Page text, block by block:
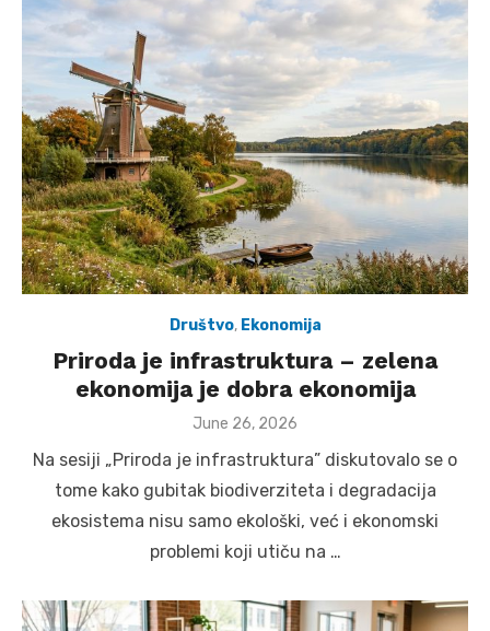
Društvo, Ekonomija
Priroda je infrastruktura – zelena
ekonomija je dobra ekonomija
Posted
June 26, 2026
Na sesiji „Priroda je infrastruktura” diskutovalo se o
tome kako gubitak biodiverziteta i degradacija
ekosistema nisu samo ekološki, već i ekonomski
problemi koji utiču na …